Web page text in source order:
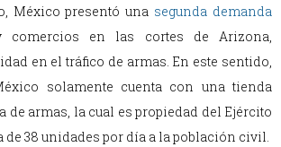
México presentó una segunda demanda
comercios en las cortes de Arizona,
en el tráfico de armas. En este sentido,
solamente cuenta con una tienda
de armas, la cual es propiedad del Ejército
de 38 unidades por día a la población civil.